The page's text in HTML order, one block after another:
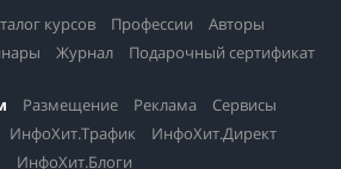
курсов Профессии
Авторы
Журнал Подарочный сертификат
Размещение Реклама
Сервисы
ИнфоХит.Трафик
ИнфоХит.Директ
ИнфоХит.Блоги